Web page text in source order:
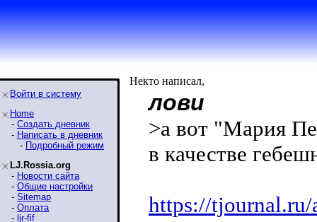
Войти в систему
Home
- Создать дневник
- Написать в дневник
- Подробный режим
LJ.Rossia.org
- Новости сайта
- Общие настройки
- Sitemap
- Оплата
- ljr-fif
Некто написал,
лови
>а вот "Мария
в качестве
https://